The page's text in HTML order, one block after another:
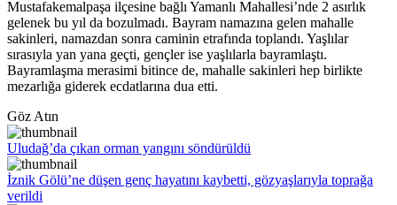
Mustafakemalpaşa ilçesine bağlı Yamanlı Mahallesi’nde 2 asırlık
gelenek bu yıl da bozulmadı. Bayram namazına gelen mahalle
sakinleri, namazdan sonra caminin etrafında toplandı. Yaşlılar
sırasıyla yan yana geçti, gençler ise yaşlılarla bayramlaştı.
Bayramlaşma merasimi bitince de, mahalle sakinleri hep birlikte
mezarlığa giderek ecdatlarına dua etti.
Göz Atın
Uludağ’da çıkan orman yangını söndürüldü
İznik Gölü’ne düşen genç hayatını kaybetti, gözyaşlarıyla toprağa
verildi